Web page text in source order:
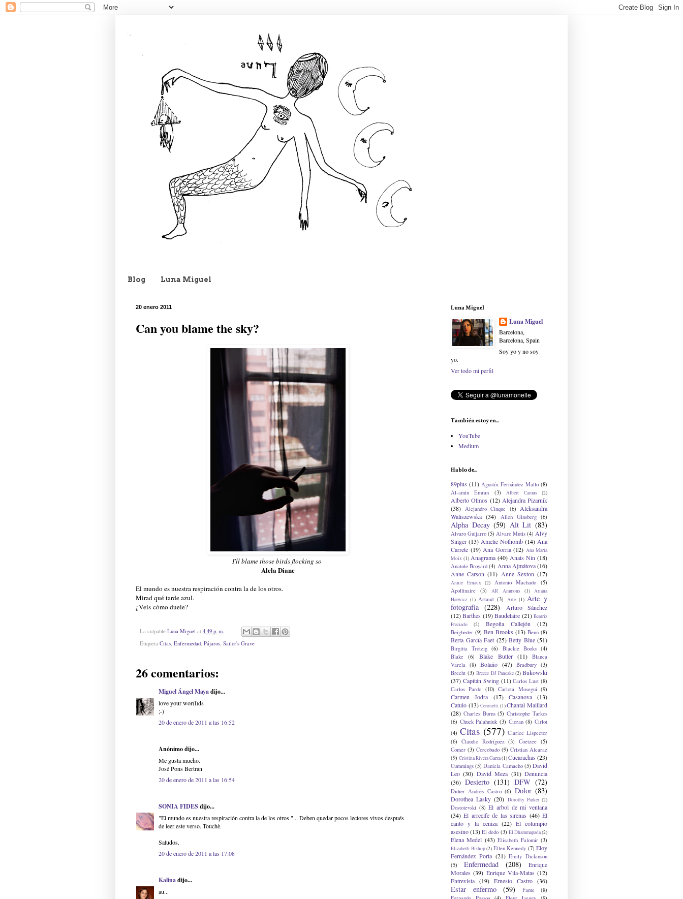
Blog Luna Miguel
20 enero 2011
Can you blame the sky?
I'll blame those birds flocking so
Alela Diane
El mundo es nuestra respiración contra la de los otros.
Mirad qué tarde azul.
¿Veis cómo duele?
La culpable Luna Miguel at 4:49 p. m.
Etiqueta Citas, Enfermedad, Pájaros, Sailor's Grave
26 comentarios:
Miguel Ángel Mayadijo...
love your wor(l)ds
;-)
20 de enero de 2011 a las 16:52
Anónimo dijo...
Me gusta mucho.
José Pons Bertran
20 de enero de 2011 a las 16:54
SONIA FIDES dijo...
"El mundo es nuestra respiración contra la de los otros."... Deben quedar pocos lectores vivos después
de leer este verso. Touchè.
Saludos.
20 de enero de 2011 a las 17:08
Kalinadijo...
au...
Luna Miguel
Luna Miguel
Barcelona,
Barcelona, Spain
Soy yo y no soy
yo.
Ver todo mi perfil
También estoy en...
YouTube
Medium
Hablo de...
89plus (11) Agustín Fernández Mallo (8)
Al-amin Emran
(3) Albert Camus (2)
Alberto Olmos (12) Alejandra Pizarnik
(38)
Alejandro Cinque (6)
Aleksandra
Waliszewska (34) Allen Ginsberg (6)
Alpha Decay (59) Alt Lit (83)
Alvaro Guijarro (5) Alvaro Mutis (4) Alvy
Singer (13) Amelie Nothomb (14) Ana
Carrete (19) Ana Gorria (12) Ana María
Moix (1) Anagrama (40) Anais Nin (18)
Anatole Broyard (4) Anna Ajmátova (16)
Anne Carson (11) Anne Sexton (17)
Annie Ernaux (2) Antonio Machado
(5)
Apollinaire
(3) AR Ammons (1)
Ariana
Harwicz (1) Artaud (3) Arte (1) Arte y
fotografía (228)
Arturo Sánchez
(12) Barthes (19) Baudelaire (21) Beatriz
Preciado
(2) Begoña Callejón (12)
Beigbeder (9) Ben Brooks (13) Benn (8)
Berta García Faet (25) Betty Blue (51)
Birgitta Trotzig (6) Blackie Books (4)
Blake
(6) Blake Butler (11)
Blanca
Varela
(8) Bolaño (47) Bradbury (3)
Brecht (3) Breece DJ Pancake (2) Bukowski
(37) Capitán Swing (11) Carlos Lust (8)
Carlos Pardo (10) Carlota Moseguí (9)
Carmen Jodra (17) Casanova
(13)
Catulo (13) Ceronetti (1) Chantal Maillard
(28) Charles Burns (5) Christophe Tarkos
(6) Chuck Palahniuk (3) Cioran (8) Cirlot
(4) Citas (577) Clarice Lispector
(6)
Claudio Rodríguez (3) Coetzee (5)
Comer (3) Corcobado (9) Cristian Alcaraz
(9) Cristina Rivera Garza(1)Cucarachas (23)
Cummings (5) Daniela Camacho (5) David
Leo (30) David Meza (31) Denuncia
(36) Desierto (131) DFW (72)
Didier Andrés Castro (6) Dolor (83)
Dorothea Lasky (20) Dorothy Parker (2)
Dostoievski (8) El arbol de mi ventana
(34) El arrecife de las sirenas (46) El
canto y la ceniza (22) El columpio
asesino(13) El dedo (3) El Dhammapada(2)
Elena Medel (43) Elisabeth Falomir (3)
Elizabeth Bishop(2) Ellen Kennedy (7) Eloy
Fernández Porta (21) Emily Dickinson
(5)
Enfermedad (208)
Enrique
Morales (39) Enrique Vila-Matas (12)
Entrevista (19) Ernesto Castro (36)
Estar enfermo (59) Fante
(8)